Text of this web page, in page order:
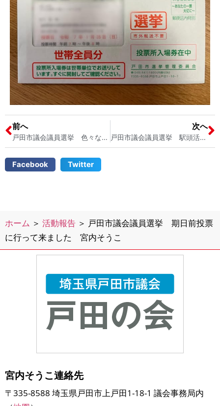
前へ
戸田市議会議員選挙 色々なところで街頭演説中です！ 宮内そうこ
次へ
戸田市議会議員選挙 駅頭活動@戸田駅西口 宮内そうこ
Facebook Twitter
ホーム ＞ 活動報告 ＞ 戸田市議会議員選挙 期日前投票
に行って来ました 宮内そうこ
宮内そうこ連絡先
〒335-8588 埼玉県戸田市上戸田1-18-1 議会事務局内